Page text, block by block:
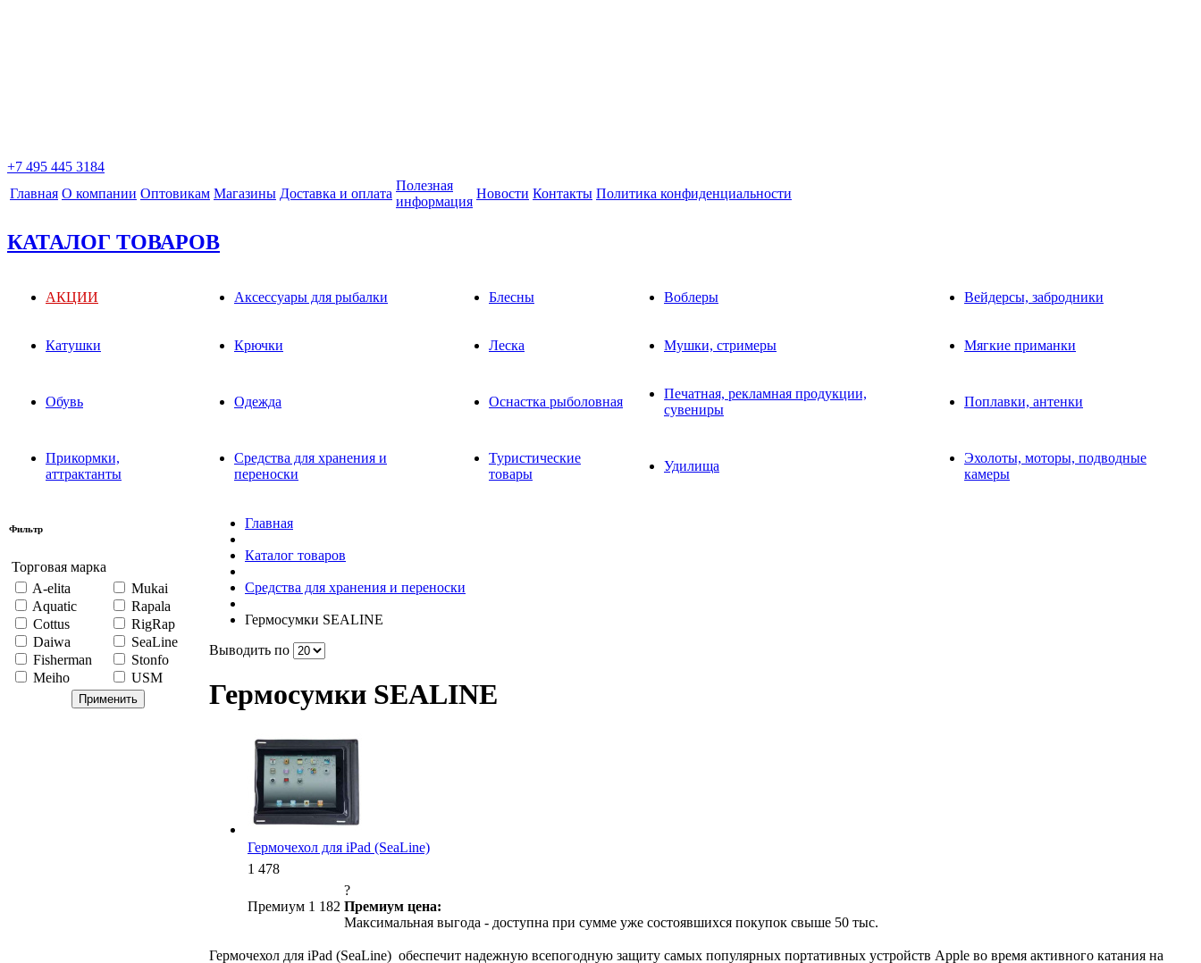
+7 495 445 3184
Главная О компании Оптовикам Магазины Доставка и оплата
Полезная
информация
Новости Контакты Политика конфиденциальности
КАТАЛОГ ТОВАРОВ
АКЦИИ Аксессуары для рыбалки Блесны Воблеры Вейдерсы, забродники
Катушки Крючки Леска Мушки, стримеры Мягкие приманки
Обувь Одежда Оснастка рыболовная
Печатная, рекламная продукции,
сувениры
Поплавки, антенки
Прикормки,
аттрактанты
Средства для хранения и
переноски
Туристические
товары
Удилища
Эхолоты, моторы, подводные
камеры
Фильтр
Торговая марка
A-elita
Aquatic
Cottus
Daiwa
Fisherman
Meiho
Mukai
Rapala
RigRap
SeaLine
Stonfo
USM
Главная
Каталог товаров
Средства для хранения и переноски
Гермосумки SEALINE
Выводить по
Гермосумки SEALINE
Гермочехол для iPad (SeaLine)
1 478
Премиум 1 182
?
Премиум цена:
Максимальная выгода - доступна при сумме уже состоявшихся покупок свыше 50 тыс.
Гермочехол для iPad (SeaLine) обеспечит надежную всепогодную защиту самых популярных портативных устройств Apple во время активного катания на